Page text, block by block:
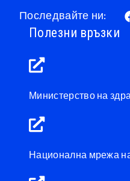
Последвайте ни:
Полезни връзки
Министерство на
Национална мрежа